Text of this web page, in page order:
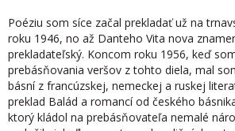
Poéziu som síce začal prekladať už na
roku 1946, no až Danteho Vita nova
prekladateľský. Koncom roku 1956, keď
prebásňovania veršov z tohto diela, mal
básní z francúzskej, nemeckej a ruskej
preklad Balád a romancí od českého
ktorý kládol na prebásňovateľa nemalé